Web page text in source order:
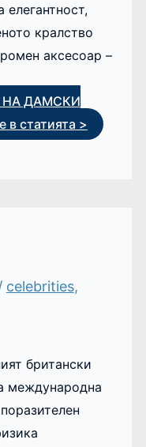
кралство
аксесоар –
НА ДАМСКИ
в статията >
celebrities,
британски
международна